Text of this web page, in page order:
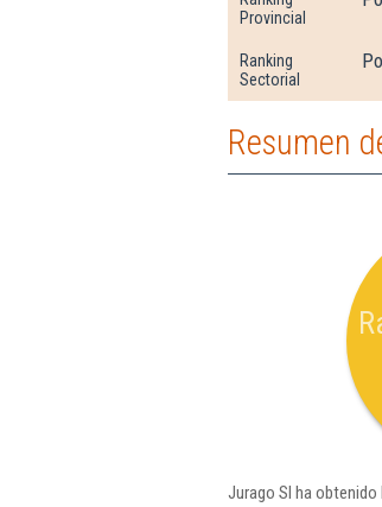
Provincial
Ranking
Sectorial
Resumen
Jurago Sl ha